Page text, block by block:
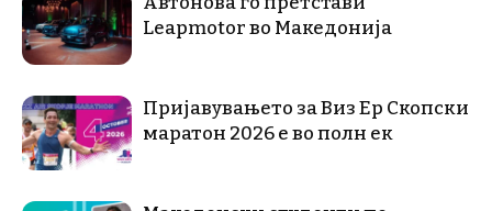
Leapmotor во Македонија
Пријавувањето за Виз Ер Скопски
маратон 2026 е во полн ек